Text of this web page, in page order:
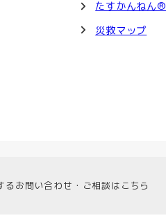
たすかんねん®
災救マップ
るお問い合わせ・ご相談はこちら